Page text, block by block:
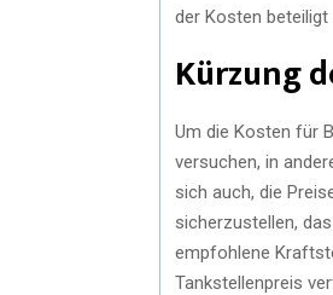
der Kosten beteiligt
Kürzung
Um die Kosten für
versuchen, in
sich auch, die
sicherzustellen,
empfohlene
Tankstellenpreis